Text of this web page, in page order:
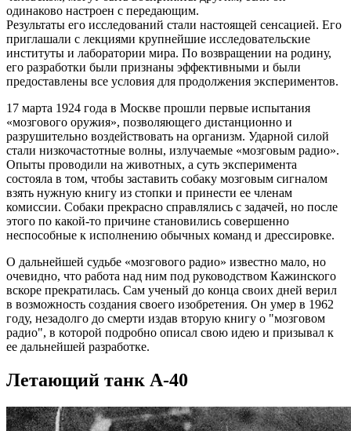
одинаково настроен с передающим.
Результаты его исследований стали настоящей сенсацией. Его
приглашали с лекциями крупнейшие исследовательские
институты и лаборатории мира. По возвращении на родину,
его разработки были признаны эффективными и были
предоставлены все условия для продолжения экспериментов.
17 марта 1924 года в Москве прошли первые испытания
«мозгового оружия», позволяющего дистанционно и
разрушительно воздействовать на организм. Ударной силой
стали низкочастотные волны, излучаемые «мозговым радио».
Опыты проводили на животных, а суть эксперимента
состояла в том, чтобы заставить собаку мозговым сигналом
взять нужную книгу из стопки и принести ее членам
комиссии. Собаки прекрасно справлялись с задачей, но после
этого по какой-то причине становились совершенно
неспособные к исполнению обычных команд и дрессировке.
О дальнейшей судьбе «мозгового радио» известно мало, но
очевидно, что работа над ним под руководством Кажинского
вскоре прекратилась. Сам ученый до конца своих дней верил
в возможность создания своего изобретения. Он умер в 1962
году, незадолго до смерти издав вторую книгу о "мозговом
радио", в которой подробно описал свою идею и призывал к
ее дальнейшей разработке.
Летающий танк А-40